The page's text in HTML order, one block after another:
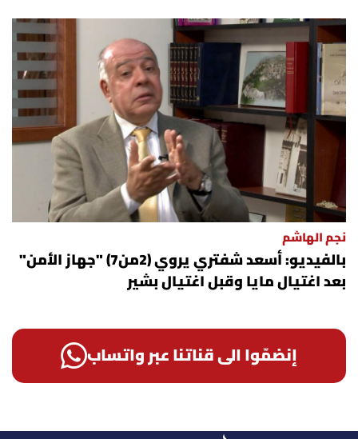
نجم الهاشم
بالفيديو: أسعد شفتري يروي (2من7) "جهاز الأمن"
بعد اغتيال مايا وقبل اغتيال بشير
إنضمّوا الى قناتنا عبر واتساب